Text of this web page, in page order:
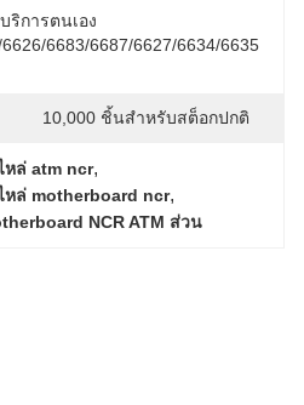
ริการตนเอง
6683/6687/6627/6634/6635
10,000 ชิ้นสำหรับสต็อกปกติ
หล่ atm ncr,
หล่ motherboard ncr,
NCR ATM ส่วน